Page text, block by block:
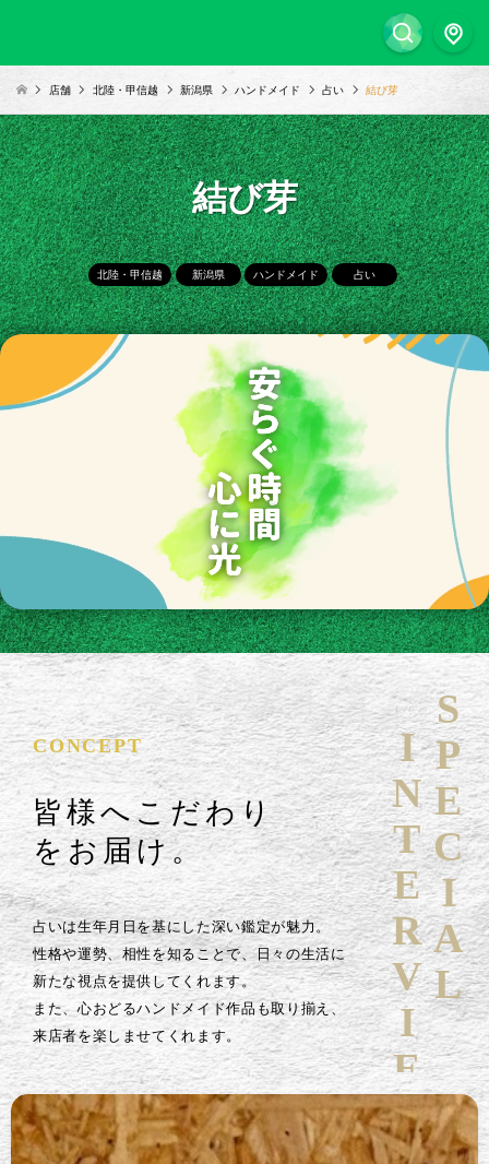
店舗 北陸・甲信越 新潟県 ハンドメイド 占い 結び芽
結び芽
北陸・甲信越 新潟県 ハンドメイド 占い
CONCEPT
皆様へこだわり
をお届け。
占いは生年月日を基にした深い鑑定が魅力。
性格や運勢、相性を知ることで、日々の生活に
新たな視点を提供してくれます。
また、心おどるハンドメイド作品も取り揃え、
来店者を楽しませてくれます。
SPECIAL
INTERVIEW